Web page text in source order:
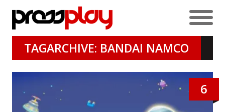
TAGARCHIVE: BANDAI NAMCO
6